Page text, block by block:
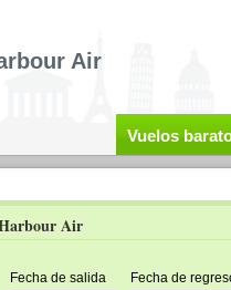
Air
Vuelos
Air
Fecha de salida Fecha de